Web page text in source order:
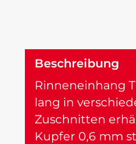
Beschreibung
Rinneneinhang
lang in
Zuschnitten
Kupfer 0,6 mm